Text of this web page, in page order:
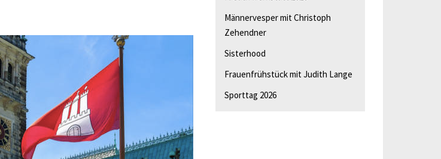
Männervesper mit Christoph
Zehendner
Sisterhood
Frauenfrühstück mit Judith Lange
Sporttag 2026